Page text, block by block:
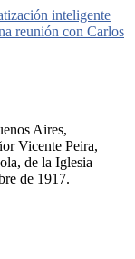
inteligente
reunión con Carlos
Aires,
Vicente Peira,
de la Iglesia
de 1917.